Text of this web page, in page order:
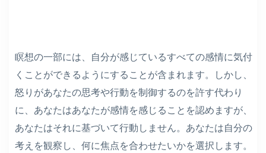
瞑想の一部には、自分が感じているすべての感情に気付
くことができるようにすることが含まれます。しかし、
怒りがあなたの思考や行動を制御するのを許す代わり
に、あなたはあなたが感情を感じることを認めますが、
あなたはそれに基づいて行動しません。あなたは自分の
考えを観察し、何に焦点を合わせたいかを選択します。